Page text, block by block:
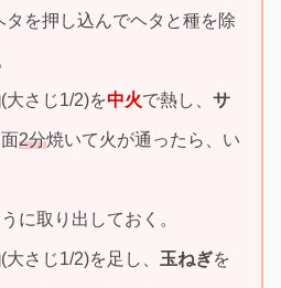
タを押し込んでヘタと種を除
(大さじ1/2)を中火で熱し、 サ
2分焼いて火が通ったら、い
取り出しておく。
(大さじ1/2)を足し、 玉ねぎを